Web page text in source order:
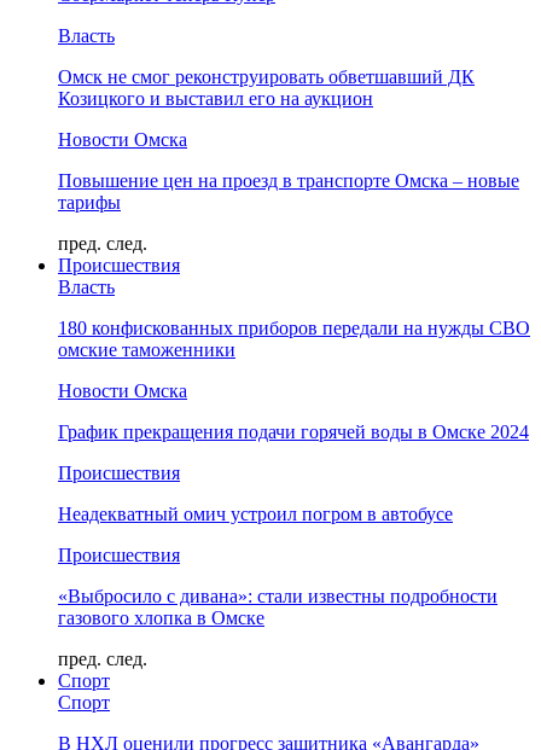
Власть
Омск не смог реконструировать обветшавший ДК
Козицкого и выставил его на аукцион
Новости Омска
Повышение цен на проезд в транспорте Омска – новые
тарифы
пред. след.
Происшествия
Власть
180 конфискованных приборов передали на нужды СВО
омские таможенники
Новости Омска
График прекращения подачи горячей воды в Омске 2024
Происшествия
Неадекватный омич устроил погром в автобусе
Происшествия
«Выбросило с дивана»: стали известны подробности
газового хлопка в Омске
пред. след.
Спорт
Спорт
В НХЛ оценили прогресс защитника «Авангарда»